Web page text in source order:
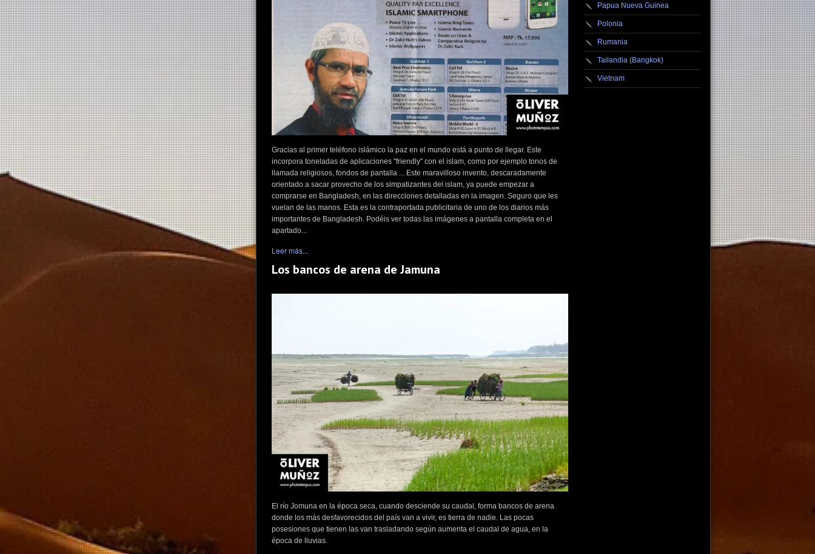
Gracias al primer teléfono islámico la paz en el mundo está a punto de llegar. Este
incorpora toneladas de aplicaciones "friendly" con el islam, como por ejemplo tonos de
llamada religiosos, fondos de pantalla ... Este maravilloso invento, descaradamente
orientado a sacar provecho de los simpatizantes del islam, ya puede empezar a
comprarse en Bangladesh, en las direcciones detalladas en la imagen. Seguro que les
vuelan de las manos. Esta es la contraportada publicitaria de uno de los diarios más
importantes de Bangladesh. Podéis ver todas las imágenes a pantalla completa en el
apartado...
Leer más...
Los bancos de arena de Jamuna
El río Jomuna en la época seca, cuando desciende su caudal, forma bancos de arena
donde los más desfavorecidos del país van a vivir, es tierra de nadie. Las pocas
posesiones que tienen las van trasladando según aumenta el caudal de agua, en la
época de lluvias.
Papua Nueva Guinea
Polonia
Rumania
Tailandia (Bangkok)
Vietnam